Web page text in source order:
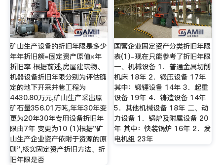
矿山生产设备的折旧年限是多少
年年折旧额=固定资产原值×年
折旧率 根据前述,房屋建筑物、
机器设备折旧年限分别为评估确
定的地下开采井巷工程为
4430.80万元,矿山生产采出原
矿石量356.01万吨,年年30年变
更为20年30年专用设备折旧年
限由7年 变更为10 (1)根据"矿
山生产企业资产依附于资源的原
则",核实固定资产折旧方法、折
旧年限是否
国营企业固定资产分类折旧年限
表(1)-现在只能参考了折旧年限
一、机械设备 1．普通金属切削
机床 18年 2．锻压设备 17年
其中：锻锤设备 14年 3．起重
设备 19年 4．铸造设备 14年
5．其他机械设备 18年 二、动
力设备 1．锅炉及附属设备 20
年 其中：快装锅炉 16年 2．发
电机组 23年